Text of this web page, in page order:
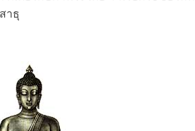
าธุ